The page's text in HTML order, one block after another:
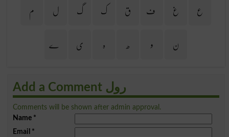
ع
غ ف ق ک گ ل
م
ن
و ھ ہ ی ے
Add a Comment رول
Comments will be shown after admin approval.
Name*
Email *